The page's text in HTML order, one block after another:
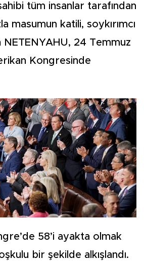
tüm insanlar tarafından
masumun katili, soykırımcı
24 Temmuz
Kongresinde
58’i ayakta olmak
bir şekilde alkışlandı.